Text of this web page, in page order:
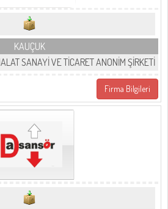
KAUÇUK
SANAYİ VE TİCARET ANONİM ŞİRKETİ
Firma Bilgileri